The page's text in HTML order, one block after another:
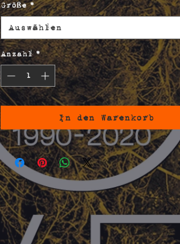
Größe *
Auswählen
Anzahl *
In den Warenkorb